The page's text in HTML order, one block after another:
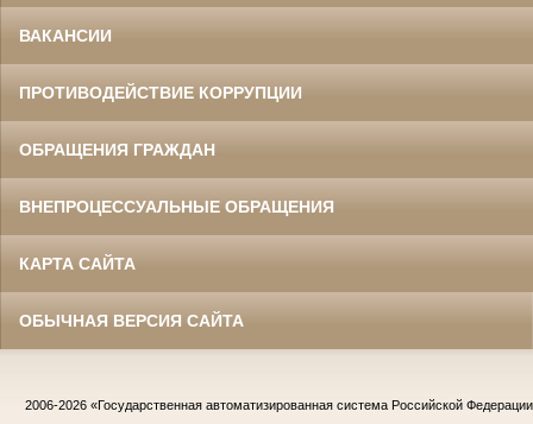
ВАКАНСИИ
ПРОТИВОДЕЙСТВИЕ КОРРУПЦИИ
ОБРАЩЕНИЯ ГРАЖДАН
ВНЕПРОЦЕССУАЛЬНЫЕ ОБРАЩЕНИЯ
КАРТА САЙТА
ОБЫЧНАЯ ВЕРСИЯ САЙТА
2006-2026 «Государственная автоматизированная система Российской